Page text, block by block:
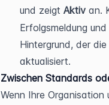
und zeigt Aktiv an.
Erfolgsmeldung
Hintergrund, der
aktualisiert.
Zwischen Standards
Wenn Ihre